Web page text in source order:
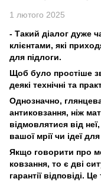
1 лютого 2025
- Такий діалог дуже
клієнтами, які
для підлоги.
Щоб було простіше
деякі технічні та
Однозначно,
антиковзання, ніж
відмовлятися від
вашої мрії чи ідеї
Якщо говорити про
ковзання, то є дві
гарантії відповіді.